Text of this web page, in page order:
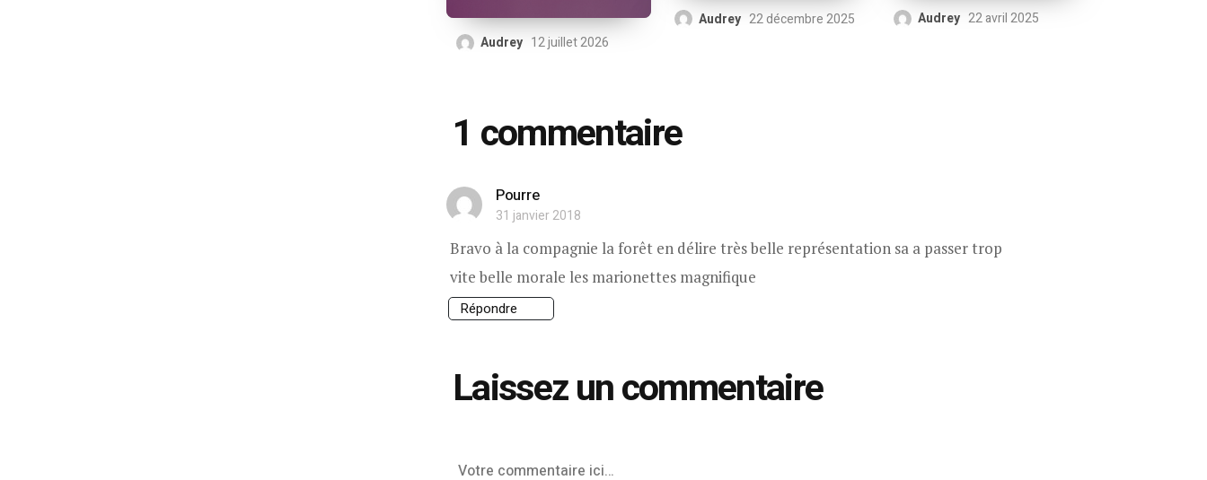
Audrey 12 juillet 2026
Audrey 22 décembre 2025 Audrey 22 avril 2025
1 commentaire
Pourre
31 janvier 2018
Bravo à la compagnie la forêt en délire très belle représentation sa a passer trop
vite belle morale les marionettes magnifique
Répondre
Laissez un commentaire